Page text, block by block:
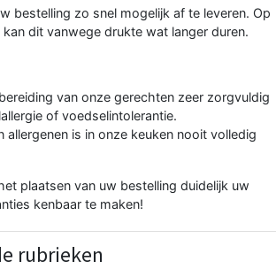
bestelling zo snel mogelijk af te leveren. Op
dit vanwege drukte wat langer duren.
van onze gerechten zeer zorgvuldig
of voedselintolerantie.
allergenen is in onze keuken nooit volledig
plaatsen van uw bestelling duidelijk uw
kenbaar te maken!
rubrieken